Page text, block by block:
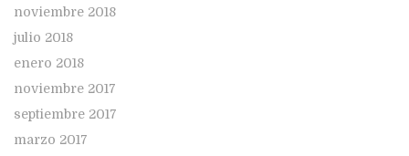
noviembre 2018
julio 2018
enero 2018
noviembre 2017
septiembre 2017
marzo 2017